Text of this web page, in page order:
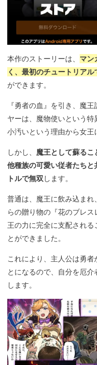
本作のストーリーは、 マン
く、最初のチュートリア
ができます。
『勇者の血』を引き、魔
ヤーは、魔物使いという
小汚いという理由から女王
しかし、 魔王として蘇る
他種族の可愛い従者たち
トルで無双します。
普通は、魔王に飲み込ま
らの贈り物の『花のブレ
王の力に完全に支配され
とができました。
これにより、主人公は勇
とになるので、自分を厄
します。